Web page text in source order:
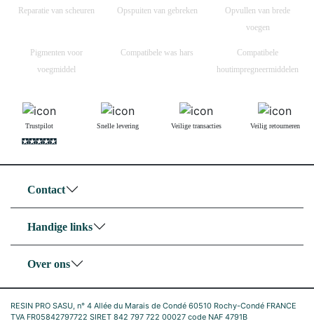
Reparatie van scheuren Opspuiten van gebreken
Opvullen van brede
voegen
Pigmenten voor
voegmiddel
Compatibele was hars
Compatibele
houtimpregneermiddelen
Trustpilot Snelle levering Veilige transacties Veilig retourneren
Contact
Handige links
Over ons
RESIN PRO SASU, n° 4 Allée du Marais de Condé 60510 Rochy-Condé FRANCE
TVA FR05842797722 SIRET 842 797 722 00027 code NAF 4791B